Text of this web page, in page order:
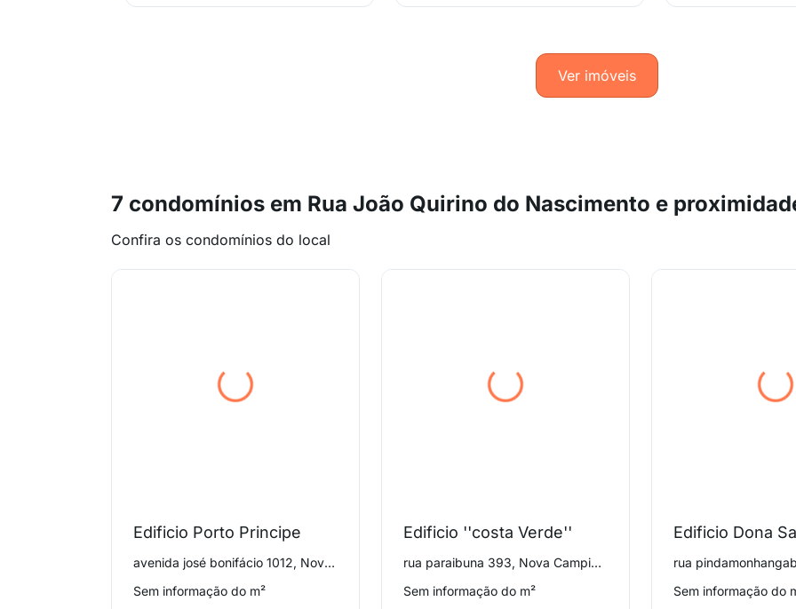
Ver imóveis
7 condomínios em Rua João Quirino do Nascimento e
Confira os condomínios do local
Edificio Porto Principe
avenida josé bonifácio 1012, Nova Campinas
Sem informação do m²
Edificio ''costa Verde''
rua paraibuna 393, Nova Campinas
Sem informação do m²
Edificio Dona
Sem informação do